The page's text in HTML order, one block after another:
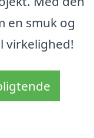
en smuk og
virkelighed!